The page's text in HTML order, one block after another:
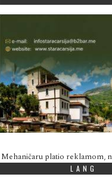
platio reklamom,
LANG